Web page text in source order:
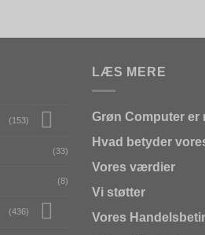
(153)
(33)
(8)
(436)
LÆS MERE
Grøn Computer er
Hvad betyder
Vores værdier
Vi støtter
Vores